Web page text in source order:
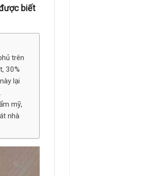
biết
trên
30%
lại
mỹ,
nhà